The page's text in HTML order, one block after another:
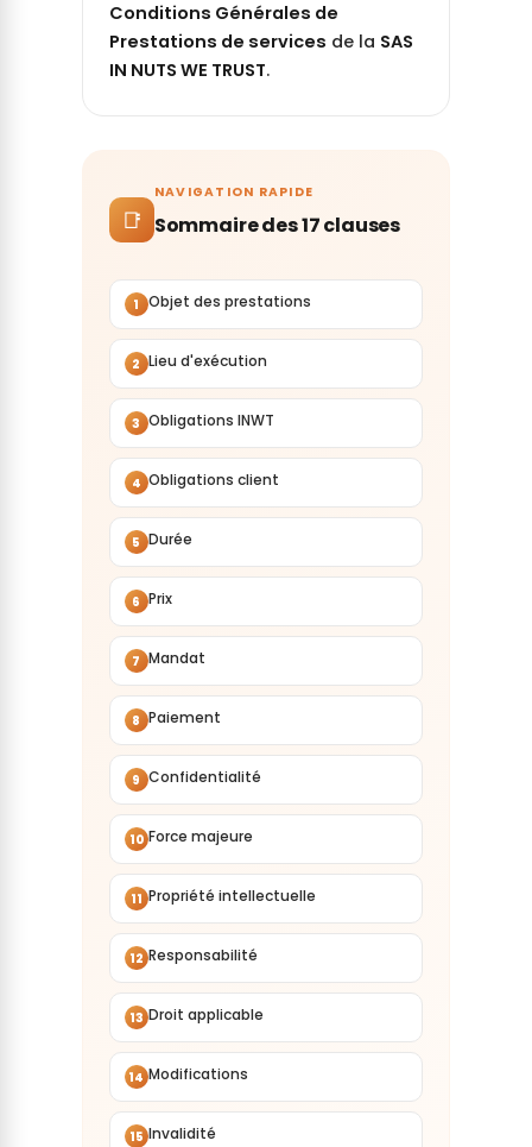
Conditions Générales de
Prestations de services de la SAS
IN NUTS WE TRUST.
📑
NAVIGATION RAPIDE
Sommaire des 17 clauses
1 Objet des prestations
2 Lieu d'exécution
3 Obligations INWT
4 Obligations client
5 Durée
6 Prix
7 Mandat
8 Paiement
9 Confidentialité
10 Force majeure
11 Propriété intellectuelle
12 Responsabilité
13 Droit applicable
14 Modifications
15 Invalidité